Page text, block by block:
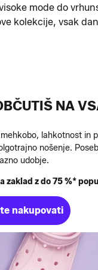
mode do
kolekcije, vsak
NA
lahkotnost in
nošenje.
udobje.
zaklad z do 75 %*
nakupovati